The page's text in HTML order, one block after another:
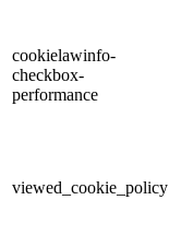
cookielawinfo-
checkbox-
performance
viewed_cookie_policy